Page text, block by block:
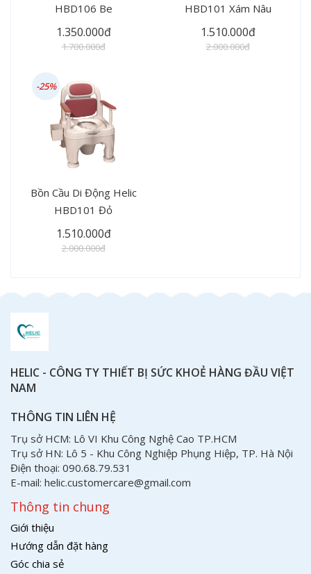
HBD106 Be
1.350.000đ
1.700.000đ
HBD101 Xám Nâu
1.510.000đ
2.000.000đ
Bồn Cầu Di Động Helic
HBD101 Đỏ
1.510.000đ
2.000.000đ
-25%
HELIC - CÔNG TY THIẾT BỊ SỨC KHOẺ HÀNG ĐẦU VIỆT
NAM
THÔNG TIN LIÊN HỆ
Trụ sở HCM: Lô VI Khu Công Nghệ Cao TP.HCM
Trụ sở HN: Lô 5 - Khu Công Nghiệp Phụng Hiệp, TP. Hà Nội
Điện thoại: 090.68.79.531
E-mail: helic.customercare@gmail.com
Thông tin chung
Giới thiệu
Hướng dẫn đặt hàng
Góc chia sẻ